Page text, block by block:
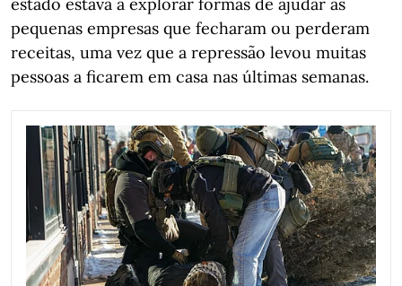
pequenas empresas que fecharam ou perderam
receitas, uma vez que a repressão levou muitas
pessoas a ficarem em casa nas últimas semanas.